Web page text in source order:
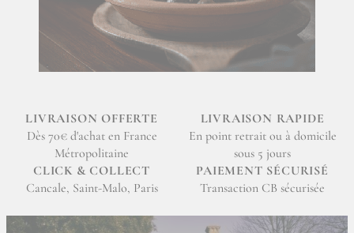
LIVRAISON OFFERTE
Dès 70€ d'achat en France
Métropolitaine
LIVRAISON RAPIDE
En point retrait ou à domicile
sous 5 jours
CLICK & COLLECT
Cancale, Saint-Malo, Paris
PAIEMENT SÉCURISÉ
Transaction CB sécurisée